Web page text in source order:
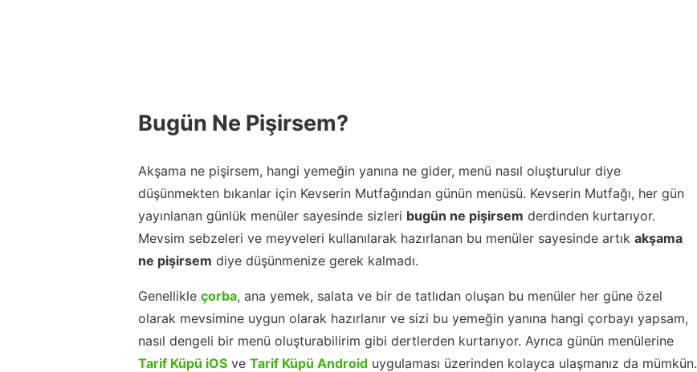
Bugün Ne Pişirsem?
Akşama ne pişirsem, hangi yemeğin yanına ne gider, menü nasıl oluşturulur diye
düşünmekten bıkanlar için Kevserin Mutfağından günün menüsü. Kevserin Mutfağı, her gün
yayınlanan günlük menüler sayesinde sizleri bugün ne pişirsem derdinden kurtarıyor.
Mevsim sebzeleri ve meyveleri kullanılarak hazırlanan bu menüler sayesinde artık akşama
ne pişirsem diye düşünmenize gerek kalmadı.
Genellikle çorba, ana yemek, salata ve bir de tatlıdan oluşan bu menüler her güne özel
olarak mevsimine uygun olarak hazırlanır ve sizi bu yemeğin yanına hangi çorbayı yapsam,
nasıl dengeli bir menü oluşturabilirim gibi dertlerden kurtarıyor. Ayrıca günün menülerine
Tarif Küpü iOS ve Tarif Küpü Android uygulaması üzerinden kolayca ulaşmanız da mümkün.